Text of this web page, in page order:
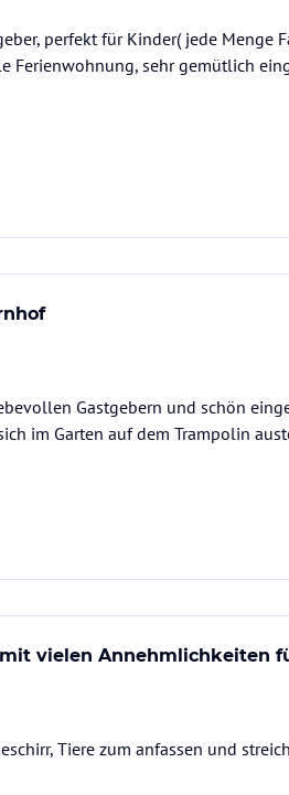
ohne
perfekt für Kinder( jede Menge
Ferienwohnung, sehr gemütlich
Gastgebern und schön
im Garten auf dem Trampolin
vielen Annehmlichkeiten
Tiere zum anfassen und